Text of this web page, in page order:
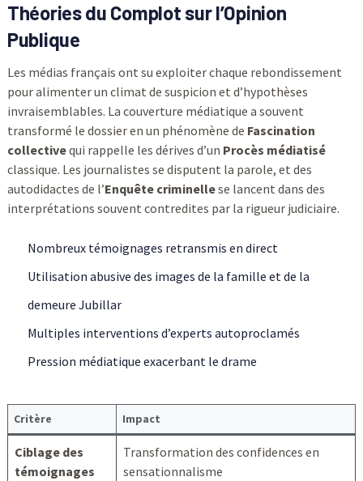
Théories du Complot sur l’Opinion
Publique
Les médias français ont su exploiter chaque rebondissement
pour alimenter un climat de suspicion et d’hypothèses
invraisemblables. La couverture médiatique a souvent
transformé le dossier en un phénomène de Fascination
collectivequi rappelle les dérives d’un Procès médiatisé
classique. Les journalistes se disputent la parole, et des
autodidactes de l’Enquête criminellese lancent dans des
interprétations souvent contredites par la rigueur judiciaire.
Nombreux témoignages retransmis en direct
Utilisation abusive des images de la famille et de la
demeure Jubillar
Multiples interventions d’experts autoproclamés
Pression médiatique exacerbant le drame
Critère Impact
Ciblage des
témoignages
Transformation des confidences en
sensationnalisme